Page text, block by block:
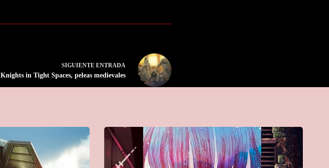
SIGUIENTEENTRADA
Knights in Tight Spaces, peleas medievales